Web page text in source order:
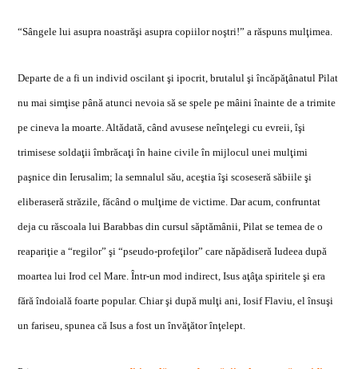
“Sângele lui asupra noastrăşi asupra copiilor noştri!” a răspuns mulţimea.
Departe de a fi un individ oscilantşi ipocrit, brutalulşi încăpăţânatul Pilat
nu mai simţise până atunci nevoia să se spele pe mâini înainte de a trimite
pe cineva la moarte. Altădată , când avusese neînţelegi cu evreii, îşi
trimisese soldaţii îmbrăcaţi în haine civile în mijlocul unei mulţimi
paşnice din Ierusalim; la semnalul său, aceştia îşi scoseseră săbiileşi
eliberaseră străzile, făcând o mulţime de victime. Dar acum, confruntat
deja cu răscoala lui Barabbas din cursul săptămânii, Pilat se temea de o
reapariţie a “regilor”şi “pseudo-profeţilor” care năpădiseră Iudeea după
moartea lui Irod cel Mare. Într-un mod indirect, Isus aţâţa spiriteleşi era
fără îndoială foarte popular. Chiarşi după mulţi ani, Iosif Flaviu, el însuşi
un fariseu, spunea că Isus a fost un învăţător înţelept.